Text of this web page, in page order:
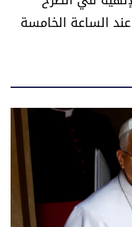
الساعة الخامسة